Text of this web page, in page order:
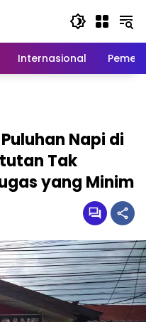
Internasional
Napi di
Tak
yang Minim